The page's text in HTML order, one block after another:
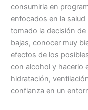
consumirla en
enfocados en la salud
tomado la decisión
bajas, conocer muy
efectos de los
con alcohol y hacerlo
hidratación,
confianza en un